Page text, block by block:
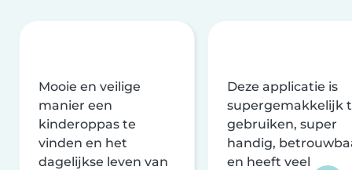
Mooie en veilige
manier een
kinderoppas te
vinden en het
dagelijkse leven van
Deze applicatie is
supergemakkelijk
gebruiken, super
handig,
en heeft veel